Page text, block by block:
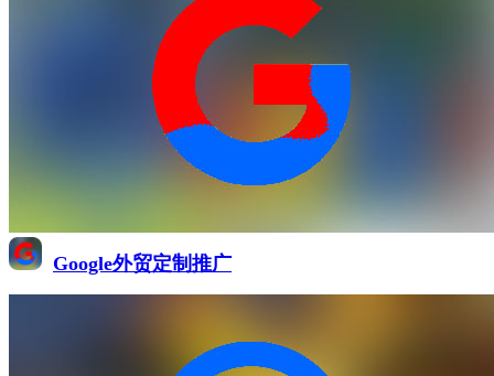
Google外贸定制推广